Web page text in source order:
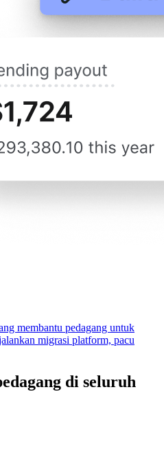
membantu pedagang untuk
migrasi platform, pacu
di seluruh